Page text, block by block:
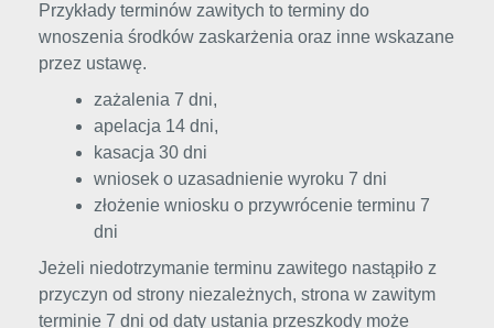
Przykłady terminów zawitych to terminy do
wnoszenia środków zaskarżenia oraz inne wskazane
przez ustawę.
zażalenia 7 dni,
apelacja 14 dni,
kasacja 30 dni
wniosek o uzasadnienie wyroku 7 dni
złożenie wniosku o przywrócenie terminu 7
dni
Jeżeli niedotrzymanie terminu zawitego nastąpiło z
przyczyn od strony niezależnych, strona w zawitym
terminie 7 dni od daty ustania przeszkody może